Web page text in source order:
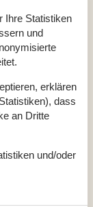
in Nordjütland ist
Ihrer Familie
Atmosphäre
Limfjord und an
Ihre Statistiken
und
erklären
dass
an Dritte
und/oder